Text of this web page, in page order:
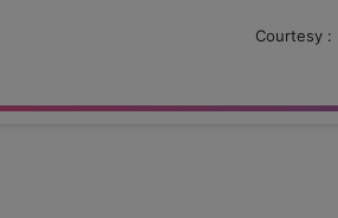
Courtesy :